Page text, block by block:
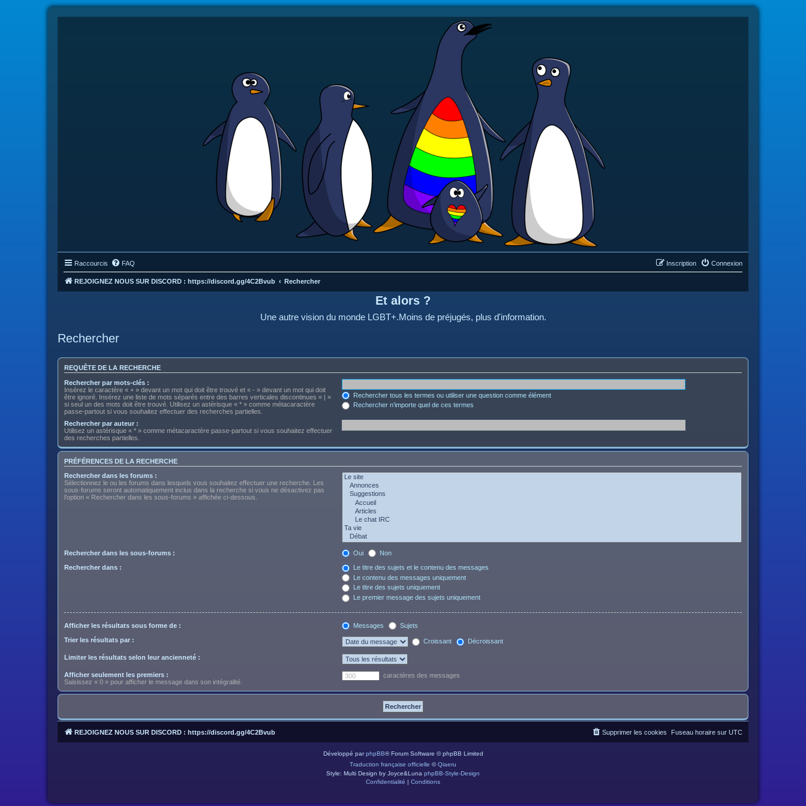
Raccourcis FAQ Connexion
Inscription
REJOIGNEZ NOUS SUR DISCORD : https://discord.gg/4C2Bvub Rechercher
Et alors ?
Une autre vision du monde LGBT+.Moins de préjugés, plus d'information.
Rechercher
REQUÊTE DE LA RECHERCHE
Rechercher par mots-clés :
Insérez le caractère « + » devant un mot qui doit être trouvé et « - » devant un mot qui doit
être ignoré. Insérez une liste de mots séparés entre des barres verticales discontinues « | »
si seul un des mots doit être trouvé. Utilisez un astérisque « * » comme métacaractère
passe-partout si vous souhaitez effectuer des recherches partielles.
Rechercher tous les termes ou utiliser une question comme élément
Rechercher n’importe quel de ces termes
Rechercher par auteur :
Utilisez un astérisque « * » comme métacaractère passe-partout si vous souhaitez effectuer
des recherches partielles.
PRÉFÉRENCES DE LA RECHERCHE
Rechercher dans les forums :
Sélectionnez le ou les forums dans lesquels vous souhaitez effectuer une recherche. Les
sous-forums seront automatiquement inclus dans la recherche si vous ne désactivez pas
l’option « Rechercher dans les sous-forums » affichée ci-dessous.
Rechercher dans les sous-forums : Oui Non
Rechercher dans :
Le titre des sujets et le contenu des messages
Le contenu des messages uniquement
Le titre des sujets uniquement
Le premier message des sujets uniquement
Afficher les résultats sous forme de : Messages Sujets
Trier les résultats par : Croissant Décroissant
Limiter les résultats selon leur ancienneté :
Afficher seulement les premiers :
Saisissez « 0 » pour afficher le message dans son intégralité.
caractères des messages
REJOIGNEZ NOUS SUR DISCORD : https://discord.gg/4C2Bvub Fuseau horaire sur UTC
Supprimer les cookies
Développé parphpBB® Forum Software © phpBB Limited
Traduction française officielle ©Qiaeru
Style: Multi Design by Joyce&Luna phpBB-Style-Design
Confidentialité | Conditions